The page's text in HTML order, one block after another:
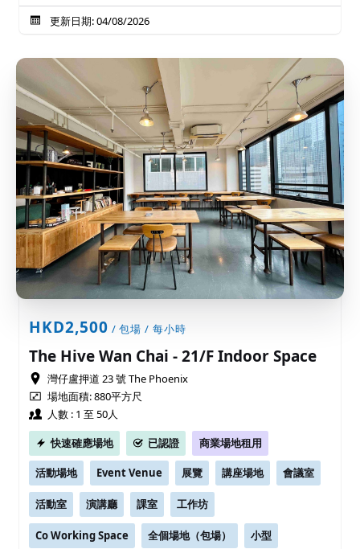
更新日期: 04/08/2026
HKD2,500 / 包場 / 每小時
The Hive Wan Chai - 21/F Indoor Space
灣仔盧押道 23 號 The Phoenix
場地面積: 880平方尺
人數 : 1 至 50人
快速確應場地
已認證 商業場地租用
活動場地 Event Venue 展覽 講座場地 會議室
活動室 演講廳 課室 工作坊
Co Working Space 全個場地（包場） 小型